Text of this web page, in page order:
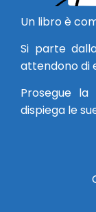
Un libro è
Si parte
attendono di
Prosegue
dispiega le